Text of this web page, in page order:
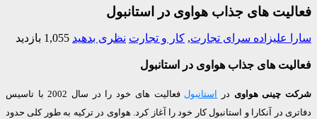
های جذاب هواوی در استانبول
علیزادهسرای تجارت,کار و تجارت نظری بدهید 1,055 بازدید
های جذاب هواوی در استانبول
چینی هواویدراستانبول
فعالیت های خود را در سال 2002 با تاسیس
در آنکارا و استانبول کار خود را آغاز کرد. هواوی در ترکیه به طور کلی حدود